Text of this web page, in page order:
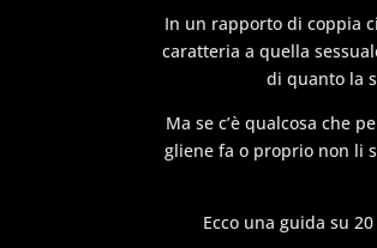
In un rapporto di coppia
caratteria a quella
di quanto la
Ma se c’è qualcosa che
gliene fa o proprio non li
Ecco una guida su